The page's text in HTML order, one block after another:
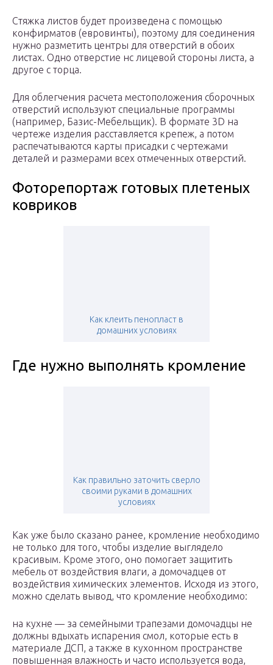
Стяжка листов будет произведена с помощью
конфирматов (евровинты), поэтому для соединения
нужно разметить центры для отверстий в обоих
листах. Одно отверстие нс лицевой стороны листа, а
другое с торца.
Для облегчения расчета местоположения сборочных
отверстий используют специальные программы
(например, Базис-Мебельщик). В формате 3D на
чертеже изделия расставляется крепеж, а потом
распечатываются карты присадки с чертежами
деталей и размерами всех отмеченных отверстий.
Фоторепортаж готовых плетеных
ковриков
Как клеить пенопласт в
домашних условиях
Где нужно выполнять кромление
Как правильно заточить сверло
своими руками в домашних
условиях
Как уже было сказано ранее, кромление необходимо
не только для того, чтобы изделие выглядело
красивым. Кроме этого, оно помогает защитить
мебель от воздействия влаги, а домочадцев от
воздействия химических элементов. Исходя из этого,
можно сделать вывод, что кромление необходимо:
на кухне — за семейными трапезами домочадцы не
должны вдыхать испарения смол, которые есть в
материале ДСП, а также в кухонном пространстве
повышенная влажность и часто используется вода,